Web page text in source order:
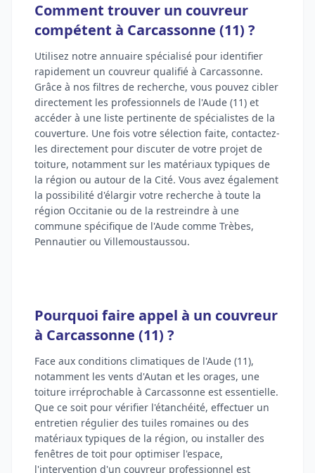
Comment trouver un couvreur
compétent à Carcassonne (11) ?
Utilisez notre annuaire spécialisé pour identifier
rapidement un couvreur qualifié à Carcassonne.
Grâce à nos filtres de recherche, vous pouvez cibler
directement les professionnels de l'Aude (11) et
accéder à une liste pertinente de spécialistes de la
couverture. Une fois votre sélection faite, contactez-
les directement pour discuter de votre projet de
toiture, notamment sur les matériaux typiques de
la région ou autour de la Cité. Vous avez également
la possibilité d'élargir votre recherche à toute la
région Occitanie ou de la restreindre à une
commune spécifique de l'Aude comme Trèbes,
Pennautier ou Villemoustaussou.
Pourquoi faire appel à un couvreur
à Carcassonne (11) ?
Face aux conditions climatiques de l'Aude (11),
notamment les vents d'Autan et les orages, une
toiture irréprochable à Carcassonne est essentielle.
Que ce soit pour vérifier l'étanchéité, effectuer un
entretien régulier des tuiles romaines ou des
matériaux typiques de la région, ou installer des
fenêtres de toit pour optimiser l'espace,
l'intervention d'un couvreur professionnel est